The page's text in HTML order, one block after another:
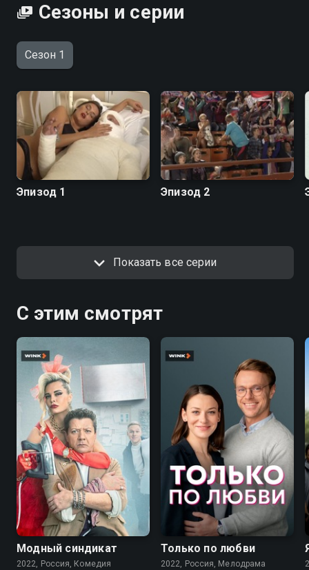
Сезоны и серии
Сезон 1
Эпизод 1 Эпизод 2
Показать все серии
С этим смотрят
7.6
Модный синдикат
2022, Россия, Комедия
Только по любви
2022, Россия, Мелодрама